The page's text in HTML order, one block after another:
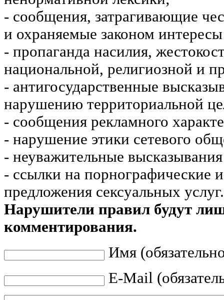
- сообщения, затрагивающие
и охраняемые законом
- пропаганда насилия,
национальной, религиозной и
- антигосударственные
нарушению территориальной
- сообщения рекламного
- нарушение этики сетевого
- неуважительные
- ссылки на порнографические
предложения сексуальных услуг.
Нарушители правил будут
комментирования.
Имя
E-Mail